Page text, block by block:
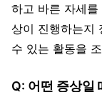
하고 바른 자세
상이 진행하는지
수 있는 활동을
Q: 어떤 증상일